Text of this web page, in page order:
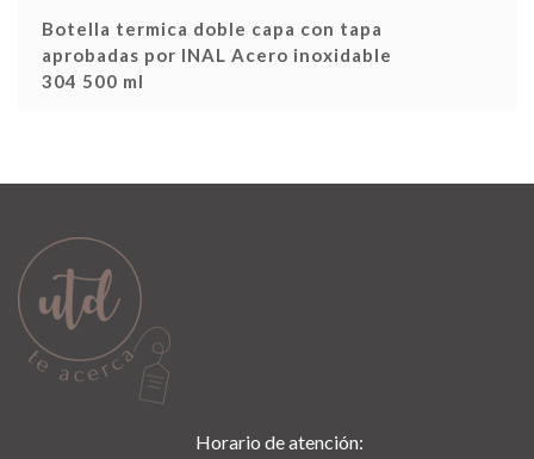
Botella termica doble capa con tapa
aprobadas por INAL Acero inoxidable
304 500 ml
Horario de atención: